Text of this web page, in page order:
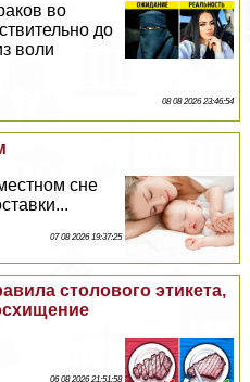
во
до
воли
08 08 2026 23:46:54
сне
07 08 2026 19:37:25
столового этикета,
06 08 2026 21:51:58